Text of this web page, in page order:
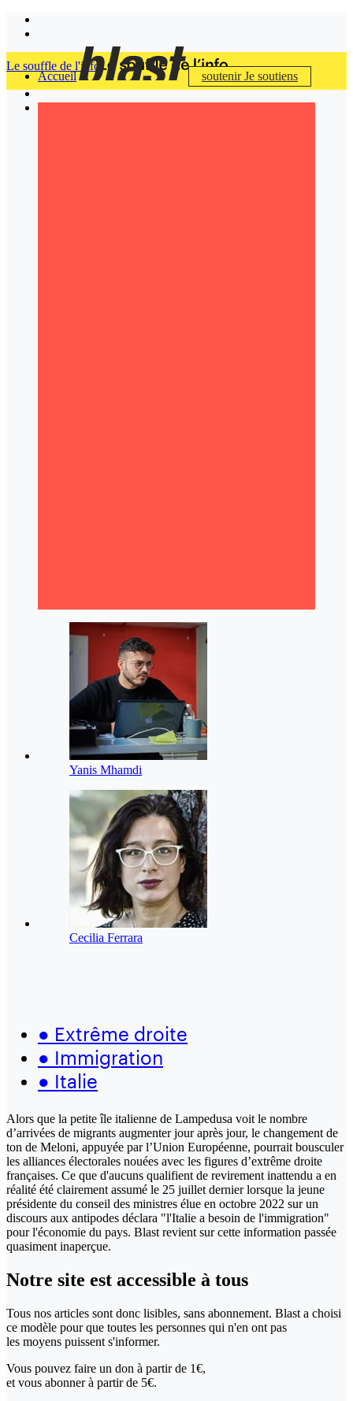
Accueil soutenirJe soutiens
Le souffle de l'info
Yanis Mhamdi
Cecilia Ferrara
● Extrême droite
● Immigration
● Italie
Alors que la petite île italienne de Lampedusa voit le nombre
d’arrivées de migrants augmenter jour après jour, le changement de
ton de Meloni, appuyée par l’Union Européenne, pourrait bousculer
les alliances électorales nouées avec les figures d’extrême droite
françaises. Ce que d'aucuns qualifient de revirement inattendu a en
réalité été clairement assumé le 25 juillet dernier lorsque la jeune
présidente du conseil des ministres élue en octobre 2022 sur un
discours aux antipodes déclara "l'Italie a besoin de l'immigration"
pour l'économie du pays. Blast revient sur cette information passée
quasiment inaperçue.
Notre site est accessible à tous
Tous nos articles sont donc lisibles, sans abonnement. Blast a choisi
ce modèle pour que toutes les personnes qui n'en ont pas
les moyens puissent s'informer.
Vous pouvez faire un don à partir de 1€,
et vous abonner à partir de 5€.